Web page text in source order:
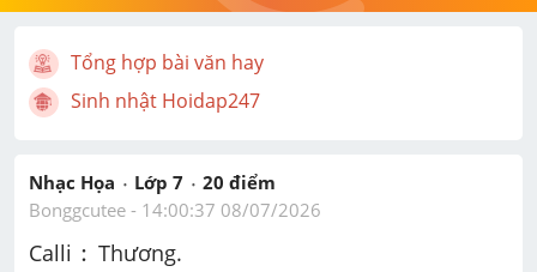
Tổng hợp bài văn hay
Sinh nhật Hoidap247
Nhạc Họa Lớp 7 20 điểm
Bonggcutee - 14:00:37 08/07/2026
Calli :
: Thương.